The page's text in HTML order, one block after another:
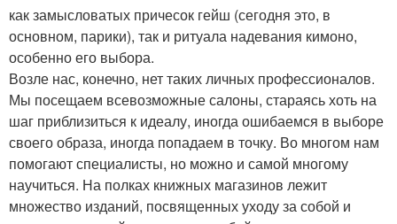
как замысловатых причесок гейш (сегодня это, в
основном, парики), так и ритуала надевания кимоно,
особенно его выбора.
Возле нас, конечно, нет таких личных профессионалов.
Мы посещаем всевозможные салоны, стараясь хоть на
шаг приблизиться к идеалу, иногда ошибаемся в выборе
своего образа, иногда попадаем в точку. Во многом нам
помогают специалисты, но можно и самой многому
научиться. На полках книжных магазинов лежит
множество изданий, посвященных уходу за собой и